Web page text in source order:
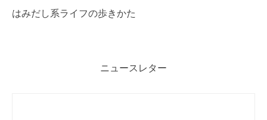
はみだし系ライフの歩きかた
ニュースレター